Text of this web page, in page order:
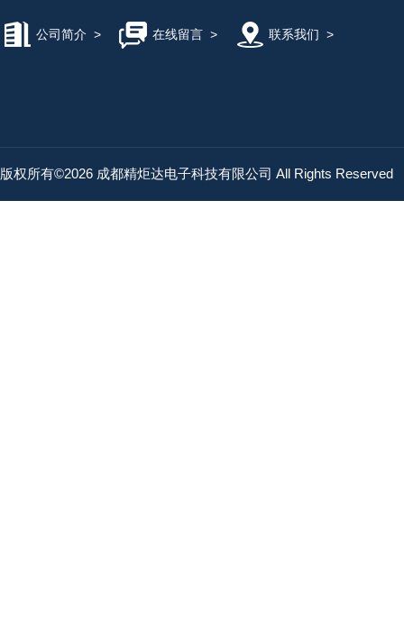
公司简介 > 在线留言> 联系我们 >
版权所有©2026 成都精炬达电子科技有限公司 All Rights Reserved